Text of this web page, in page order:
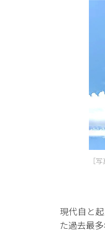
［
現代自と
た過去最